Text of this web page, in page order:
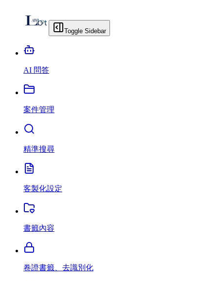
Toggle Sidebar
AI 問答
案件管理
精準搜尋
客製化設定
書籤內容
卷證書籤、去識別化